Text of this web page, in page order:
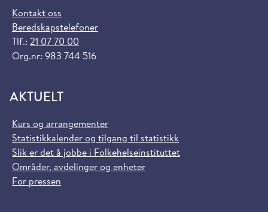
Kontakt oss
Beredskapstelefoner
Tlf.: 21 07 70 00
Org.nr: 983 744 516
AKTUELT
Kurs og arrangementer
Statistikkalender og tilgang til statistikk
Slik er det å jobbe i Folkehelseinstituttet
Områder, avdelinger og enheter
For pressen